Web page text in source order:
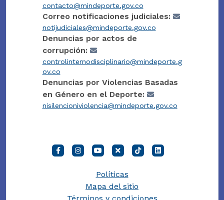
contacto@mindeporte.gov.co
Correo notificaciones judiciales:
notijudiciales@mindeporte.gov.co
Denuncias por actos de
corrupción:
controlinternodisciplinario@mindeporte.g
ov.co
Denuncias por Violencias Basadas
en Género en el Deporte:
nisilencioniviolencia@mindeporte.gov.co
Políticas
Mapa del sitio